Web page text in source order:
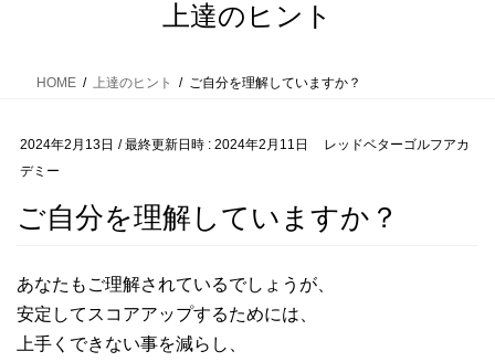
上達のヒント
HOME 上達のヒント ご自分を理解していますか？
2024年2月13日 / 最終更新日時 : 2024年2月11日
レッドベターゴルフアカ
デミー
ご自分を理解していますか？
あなたもご理解されているでしょうが、
安定してスコアアップするためには、
上手くできない事を減らし、